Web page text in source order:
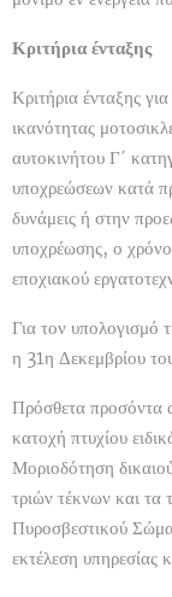
Κριτήρια ένταξης
Κριτήρια ένταξης
ικανότητας
αυτοκινήτου Γ΄
υποχρεώσεων κατά
δυνάμεις ή στην
υποχρέωσης, ο
εποχιακού
Για τον υπολογισμό
η 31η Δεκεμβρίου
Πρόσθετα προσόντα
κατοχή πτυχίου
Μοριοδότηση
τριών τέκνων και τα
Πυροσβεστικού
εκτέλεση υπηρεσίας